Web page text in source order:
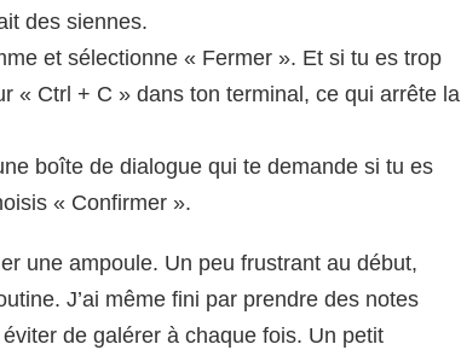
des siennes.
et sélectionne « Fermer ». Et si tu es trop
« Ctrl + C » dans ton terminal, ce qui arrête la
boîte de dialogue qui te demande si tu es
« Confirmer ».
une ampoule. Un peu frustrant au début,
J’ai même fini par prendre des notes
de galérer à chaque fois. Un petit